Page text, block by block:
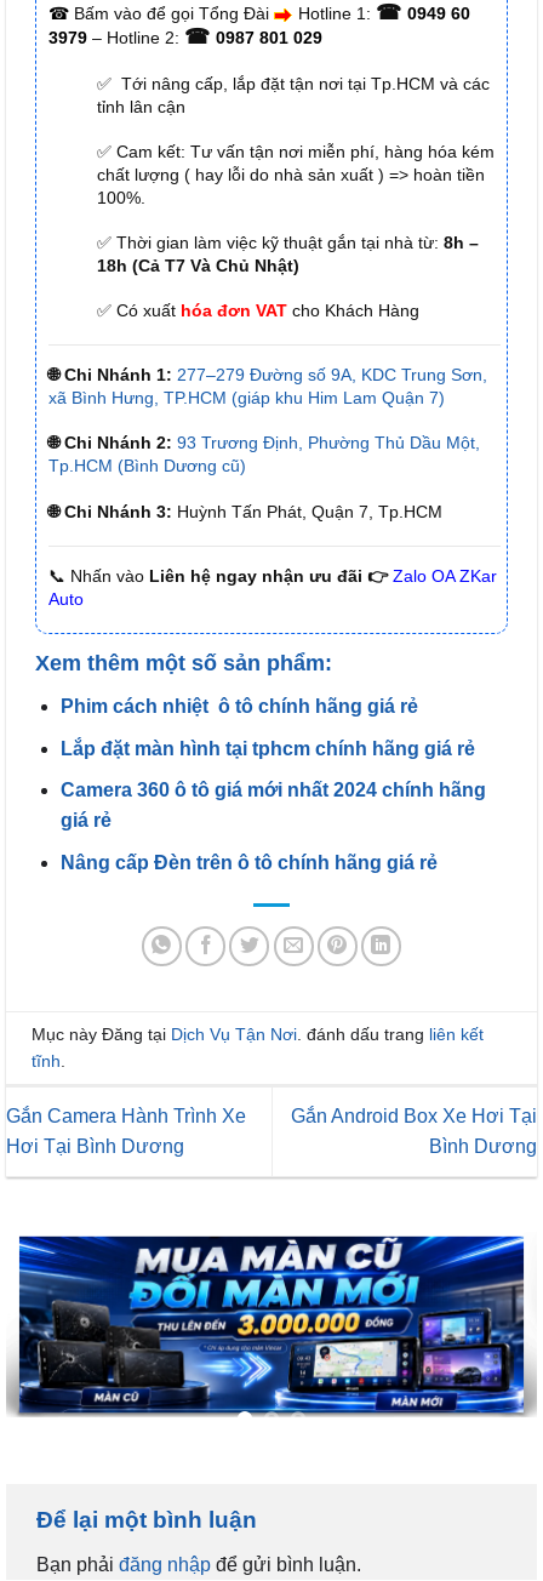
☎ Bấm vào để gọi Tổng Đài Hotline 1: ☎ 0949 60
3979 – Hotline 2: ☎ 0987 801 029
✅ Tới nâng cấp, lắp đặt tận nơi tại Tp.HCM và các
tỉnh lân cận
✅ Cam kết: Tư vấn tận nơi miễn phí, hàng hóa kém
chất lượng ( hay lỗi do nhà sản xuất ) => hoàn tiền
100%.
✅ Thời gian làm việc kỹ thuật gắn tại nhà từ: 8h –
18h (Cả T7 Và Chủ Nhật)
✅ Có xuất hóa đơn VAT cho Khách Hàng
🌐 Chi Nhánh 1: 277–279 Đường số 9A, KDC Trung Sơn,
xã Bình Hưng, TP.HCM (giáp khu Him Lam Quận 7)
🌐 Chi Nhánh 2: 93 Trương Định, Phường Thủ Dầu Một,
Tp.HCM (Bình Dương cũ)
🌐 Chi Nhánh 3: Huỳnh Tấn Phát, Quận 7, Tp.HCM
📞 Nhấn vào Liên hệ ngay nhận ưu đãi 👉 Zalo OA ZKar
Auto
Xem thêm một số sản phẩm:
Phim cách nhiệt ô tô chính hãng giá rẻ
Lắp đặt màn hình tại tphcm chính hãng giá rẻ
Camera 360 ô tô giá mới nhất 2024 chính hãng
giá rẻ
Nâng cấp Đèn trên ô tô chính hãng giá rẻ
Mục này Đăng tại Dịch Vụ Tận Nơi . đánh dấu trang liên kết
tĩnh
Gắn Camera Hành Trình Xe
Hơi Tại Bình Dương
Gắn Android Box Xe Hơi Tại
Bình Dương
Để lại một bình luận
Bạn phải đăng nhập để gửi bình luận.